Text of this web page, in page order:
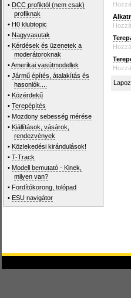
• DCC profiktól (nem csak)
profiknak
• H0 klubtopic
• Nagyvasutak
• Kérdések és üzenetek a
moderátoroknak
•Amerikai vasútmodellek
•Jármű építés, átalakítás és
hasonlók....
• Közérdekű
•Terepépítés
• Mozdony sebesség mérése
• Kiállítások, vásárok,
rendezvények
• Közlekedési kirándulások!
•T-Track
• Modell bemutató - Kinek,
milyen van?
• Fordítókorong, tolópad
• ESU navigátor